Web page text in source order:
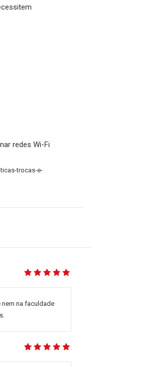
redes Wi-Fi
trocas-e-
nem na faculdade